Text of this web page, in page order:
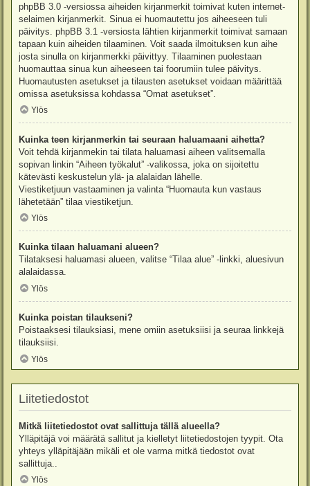
phpBB 3.0 -versiossa aiheiden kirjanmerkit toimivat kuten internet-
selaimen kirjanmerkit. Sinua ei huomautettu jos aiheeseen tuli
päivitys. phpBB 3.1 -versiosta lähtien kirjanmerkit toimivat samaan
tapaan kuin aiheiden tilaaminen. Voit saada ilmoituksen kun aihe
josta sinulla on kirjanmerkki päivittyy. Tilaaminen puolestaan
huomauttaa sinua kun aiheeseen tai foorumiin tulee päivitys.
Huomautusten asetukset ja tilausten asetukset voidaan määrittää
omissa asetuksissa kohdassa “Omat asetukset”.
Ylös
Kuinka teen kirjanmerkin tai seuraan haluamaani aihetta?
Voit tehdä kirjanmekin tai tilata haluamasi aiheen valitsemalla
sopivan linkin “Aiheen työkalut” -valikossa, joka on sijoitettu
kätevästi keskustelun ylä- ja alalaidan lähelle.
Viestiketjuun vastaaminen ja valinta “Huomauta kun vastaus
lähetetään” tilaa viestiketjun.
Ylös
Kuinka tilaan haluamani alueen?
Tilataksesi haluamasi alueen, valitse “Tilaa alue” -linkki, aluesivun
alalaidassa.
Ylös
Kuinka poistan tilaukseni?
Poistaaksesi tilauksiasi, mene omiin asetuksiisi ja seuraa linkkejä
tilauksiisi.
Ylös
Liitetiedostot
Mitkä liitetiedostot ovat sallittuja tällä alueella?
Ylläpitäjä voi määrätä sallitut ja kielletyt liitetiedostojen tyypit. Ota
yhteys ylläpitäjään mikäli et ole varma mitkä tiedostot ovat
sallittuja..
Ylös